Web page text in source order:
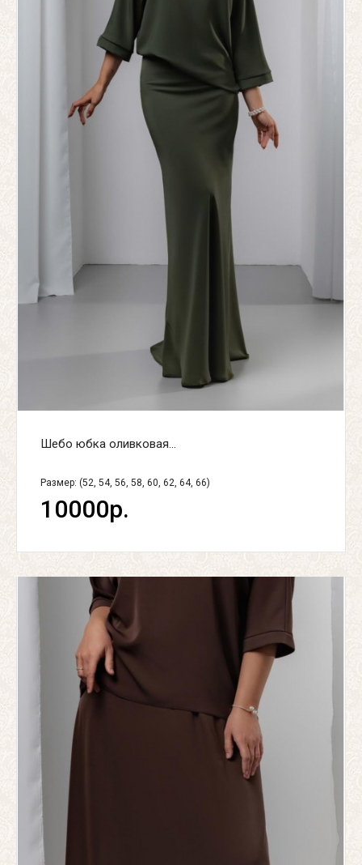
Шебо юбка оливковая...
Размер: (52, 54, 56, 58, 60, 62, 64, 66)
10000р.